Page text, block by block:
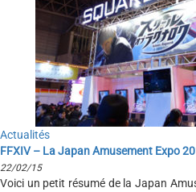
Actualités
FFXIV – La Japan Amusement Expo
22/02/15
Voici un petit résumé de la Japan